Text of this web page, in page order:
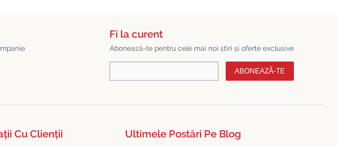
Fi la curent
Abonează-te pentru cele mai noi știri și oferte exclusive
ABONEAZĂ-TE
Cu Clienții Ultimele Postări Pe Blog